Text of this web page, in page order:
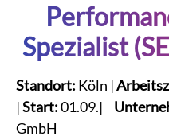
Spezialist
Standort: Köln |
|Start:01.09.|
GmbH